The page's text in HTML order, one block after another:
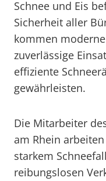
Schnee und Eis
Sicherheit aller
kommen
zuverlässige
effiziente
gewährleisten.
Die Mitarbeiter
am Rhein
starkem
reibungslosen